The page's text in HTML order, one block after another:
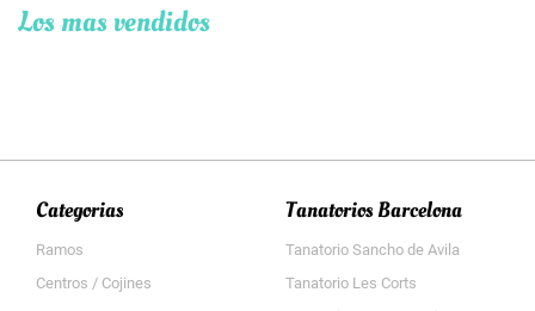
Los mas vendidos
Categorias
Ramos
Centros / Cojines
Tanatorios Barcelona
Tanatorio Sancho de Avila
Tanatorio Les Corts